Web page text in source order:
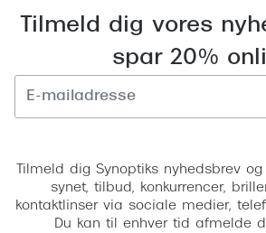
Tilmeld dig vores
spar 20%
Tilmeld dig Synoptiks nyhedsbrev
synet, tilbud, konkurrencer,
kontaktlinser via sociale medier,
Du kan til enhver tid afmelde